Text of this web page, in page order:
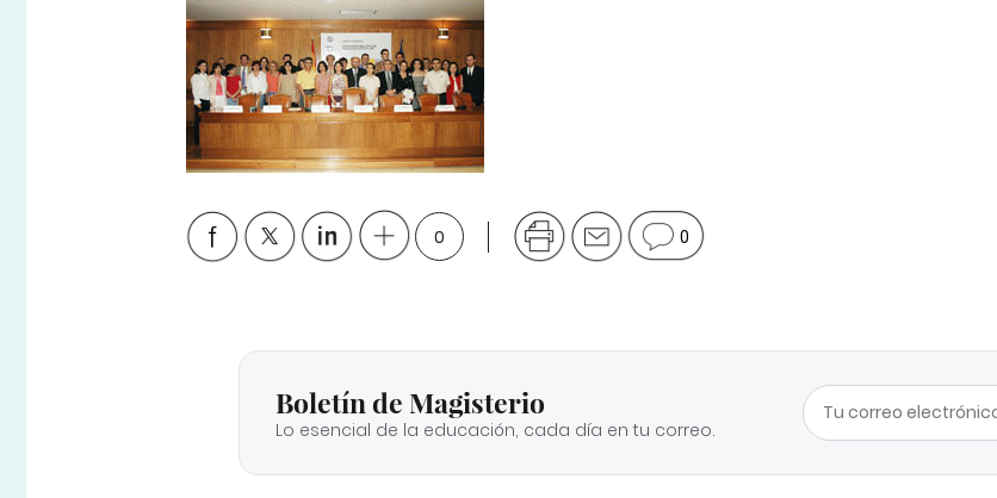
0 0
Boletín de Magisterio
Lo esencial de la educación, cada día en tu correo.